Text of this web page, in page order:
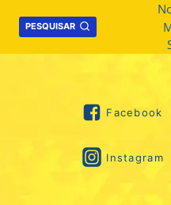
PESQUISAR
Facebook
Instagram